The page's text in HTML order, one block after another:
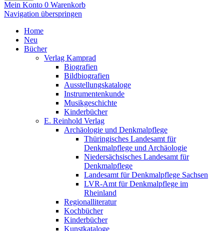
Mein Konto 0 Warenkorb
Navigation überspringen
Home
Neu
Bücher
Verlag Kamprad
Biografien
Bildbiografien
Ausstellungskataloge
Instrumentenkunde
Musikgeschichte
Kinderbücher
E. Reinhold Verlag
Archäologie und Denkmalpflege
Thüringisches Landesamt für
Denkmalpflege und Archäologie
Niedersächsisches Landesamt für
Denkmalpflege
Landesamt für Denkmalpflege Sachsen
LVR-Amt für Denkmalpflege im
Rheinland
Regionalliteratur
Kochbücher
Kinderbücher
Kunstkataloge